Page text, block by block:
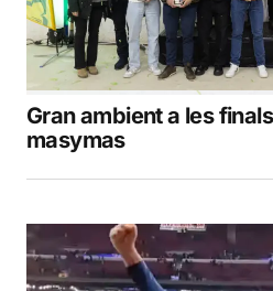
Gran ambient a les
masymas